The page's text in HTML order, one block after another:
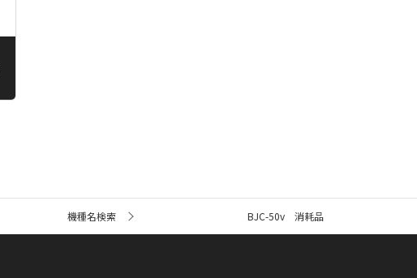
機種名検索 BJC-50v 消耗品